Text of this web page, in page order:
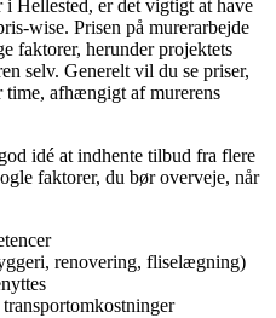
Hellested, er det vigtigt at have
wise. Prisen på murerarbejde
faktorer, herunder projektets
selv. Generelt vil du se priser,
afhængigt af murerens
idé at indhente tilbud fra flere
faktorer, du bør overveje, når
renovering, fliselægning)